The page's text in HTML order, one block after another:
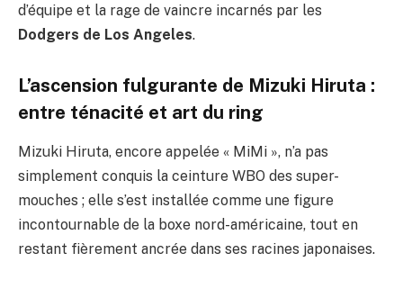
d’équipe et la rage de vaincre incarnés par les
Dodgers de Los Angeles.
L’ascension fulgurante de Mizuki Hiruta :
entre ténacité et art du ring
Mizuki Hiruta, encore appelée « MiMi », n’a pas
simplement conquis la ceinture WBO des super-
mouches ; elle s’est installée comme une figure
incontournable de la boxe nord-américaine, tout en
restant fièrement ancrée dans ses racines japonaises.